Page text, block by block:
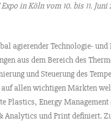
in Köln vom 10. bis 11. Juni
agierender Technologie-
aus dem Bereich des
und Steuerung des
auf allen wichtigen Märkten
Plastics, Energy
Analytics und Print definiert.